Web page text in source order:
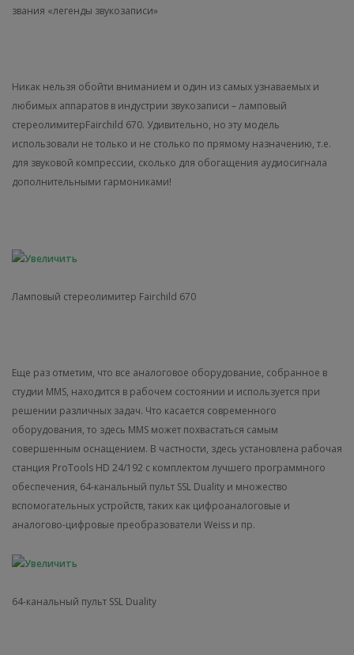
звания «легенды звукозаписи»
Никак нельзя обойти вниманием и один из самых узнаваемых и
любимых аппаратов в индустрии звукозаписи – ламповый
стереолимитерFairchild 670. Удивительно, но эту модель
использовали не только и не столько по прямому назначению, т.е.
для звуковой компрессии, сколько для обогащения аудиосигнала
дополнительными гармониками!
Ламповый стереолимитер Fairchild 670
Еще раз отметим, что все аналоговое оборудование, собранное в
студии MMS, находится в рабочем состоянии и используется при
решении различных задач. Что касается современного
оборудования, то здесь MMS может похвастаться самым
совершенным оснащением. В частности, здесь установлена рабочая
станция ProTools HD 24/192 с комплектом лучшего программного
обеспечения, 64-канальный пульт SSL Duality и множество
вспомогательных устройств, таких как цифроаналоговые и
аналогово-цифровые преобразователи Weiss и пр.
64-канальный пульт SSL Duality